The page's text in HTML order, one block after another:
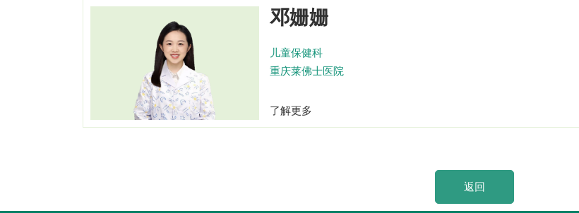
邓姗姗
儿童保健科
重庆莱佛士医院
了解更多
返回